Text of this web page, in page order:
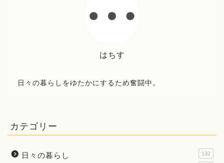
はちす
日々の暮らしをゆたかにするため奮闘中。
カテゴリー
日々の暮らし 132